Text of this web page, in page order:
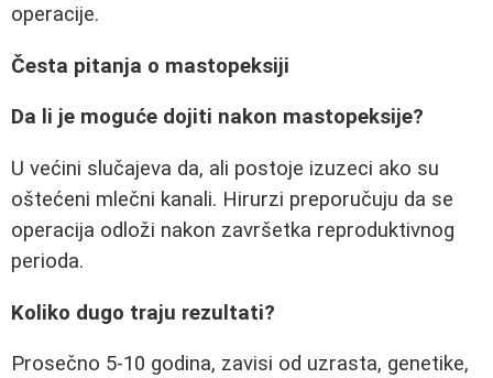
operacije.
Česta pitanja o mastopeksiji
Da li je moguće dojiti nakon mastopeksije?
U većini slučajeva da, ali postoje izuzeci ako su
oštećeni mlečni kanali. Hirurzi preporučuju da se
operacija odloži nakon završetka reproduktivnog
perioda.
Koliko dugo traju rezultati?
Prosečno 5-10 godina, zavisi od uzrasta, genetike,